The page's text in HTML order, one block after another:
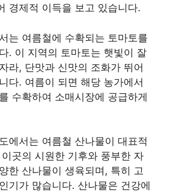
경제적 이득을 보고 있습니다.
는 여름철에 수확되는 토마토를
. 이 지역의 토마토는 햇빛이 잘
라, 단맛과 신맛의 조화가 뛰어
다. 여름이 되면 해당 농가에서
수확하여 소매시장에 공급하게
에서는 여름철 산나물이 대표적
곳의 시원한 기후와 풍부한 자
한 산나물이 생육되며, 특히 고
기가 많습니다. 산나물은 건강에